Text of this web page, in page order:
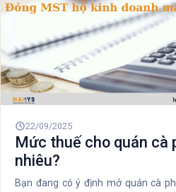
23/09/2025
Kê khai sai tờ khai
phạt không?
Bạn lo lắng về việc kê khai sai tờ
này Nasys Software sẽ giải đáp
chính, nguy cơ bị truy cứu hình
không đáng có.